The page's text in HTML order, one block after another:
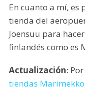
En cuanto a mí, es
tienda del
Joensuu para
finlandés como es
Actualización:
tiendas Marimekko